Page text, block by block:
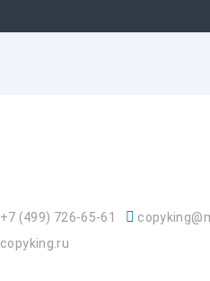
+7 (499) 726-65-61
copyking.ru